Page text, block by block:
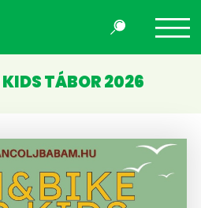
KIDS TÁBOR 2026